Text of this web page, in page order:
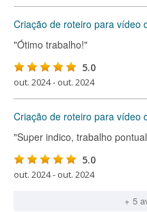
Criação de roteiro para vídeo
"Ótimo trabalho!"
5.0
out. 2024 - out. 2024
Criação de roteiro para vídeo
"Super indico, trabalho
5.0
out. 2024 - out. 2024
+ 5